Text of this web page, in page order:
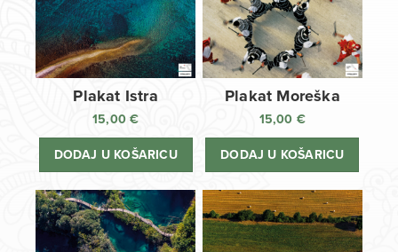
Plakat Istra
15,00€
DODAJ U KOŠARICU
Plakat Moreška
15,00 €
DODAJ U KOŠARICU